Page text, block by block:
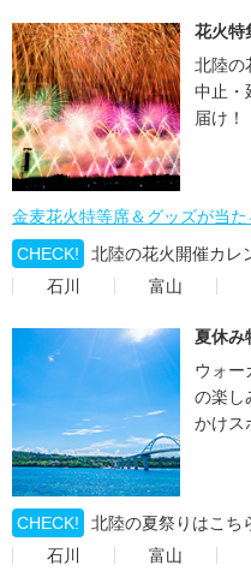
花火特
北陸の
中止・
届け！
金麦花火特等席＆グッズが当た
CHECK!
北陸の花火開催カレ
石川
富山
夏休み
ウォー
の楽し
かけス
CHECK!
北陸の夏祭りはこち
石川
富山